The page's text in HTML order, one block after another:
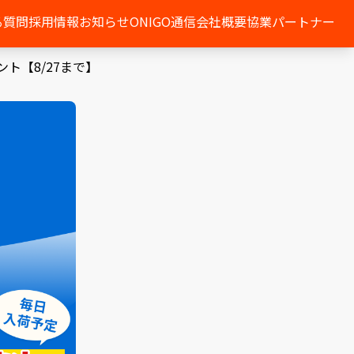
問採用情報お知らせONIGO通信会社概要協業パートナー
【8/27まで】